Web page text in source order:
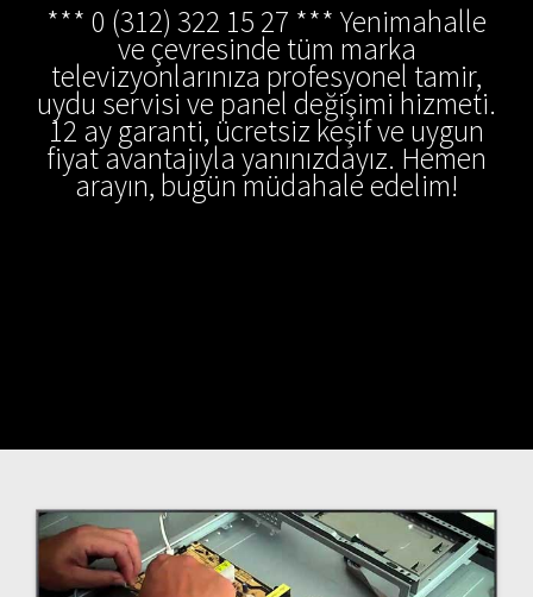
*** 0 (312) 322 15 27 *** Yenimahalle
ve çevresinde tüm marka
televizyonlarınıza profesyonel tamir,
uydu servisi ve panel değişimi hizmeti.
12 ay garanti, ücretsiz keşif ve uygun
fiyat avantajıyla yanınızdayız. Hemen
arayın, bugün müdahale edelim!